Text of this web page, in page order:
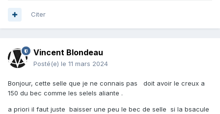
Citer
Vincent Blondeau
Posté(e) le 11 mars 2024
Bonjour, cette selle que je ne connais pas doit avoir le creux a
150 du bec comme les selels aliante .
a priori il faut juste baisser une peu le bec de selle si la bsacule